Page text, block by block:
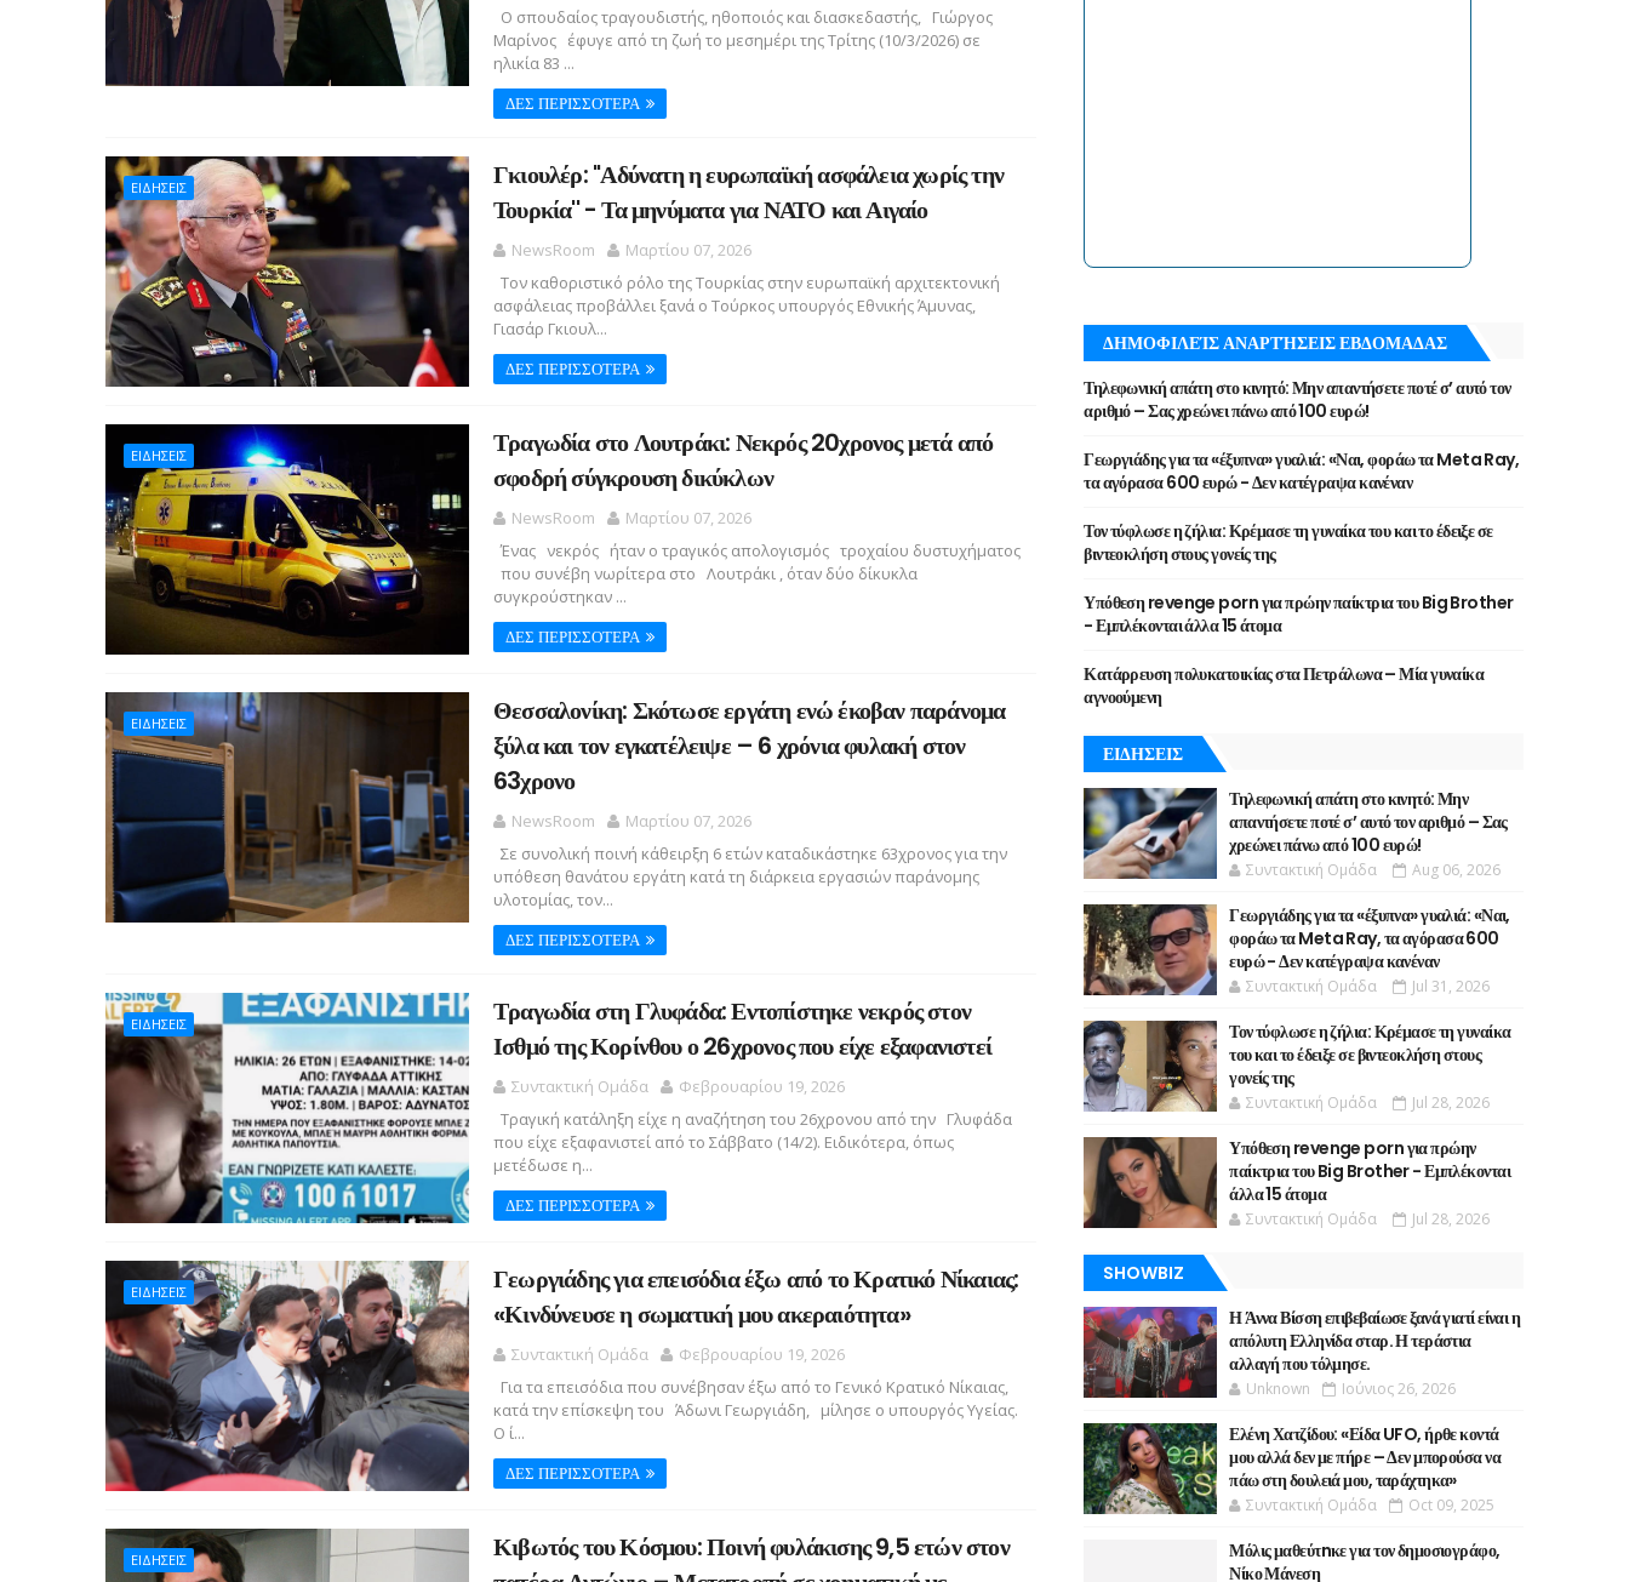
Ο σπουδαίος τραγουδιστής, ηθοποιός και διασκεδαστής, Γιώργος
Μαρίνος έφυγε από τη ζωή το μεσημέρι της Τρίτης (10/3/2026) σε
ηλικία 83 ...
ΔΕΣ ΠΕΡΙΣΣΟΤΕΡΑ
ΕΙΔΗΣΕΙΣ
Γκιουλέρ: ''Αδύνατη η ευρωπαϊκή ασφάλεια χωρίς την
Τουρκία'' - Τα μηνύματα για ΝΑΤΟ και Αιγαίο
NewsRoom
Μαρτίου 07, 2026
Τον καθοριστικό ρόλο της Τουρκίας στην ευρωπαϊκή αρχιτεκτονική
ασφάλειας προβάλλει ξανά ο Τούρκος υπουργός Εθνικής Άμυνας,
Γιασάρ Γκιουλ...
ΔΕΣ ΠΕΡΙΣΣΟΤΕΡΑ
ΕΙΔΗΣΕΙΣ
Τραγωδία στο Λουτράκι: Νεκρός 20χρονος μετά από
σφοδρή σύγκρουση δικύκλων
NewsRoom
Μαρτίου 07, 2026
Ένας νεκρός ήταν ο τραγικός απολογισμός τροχαίου δυστυχήματος
που συνέβη νωρίτερα στο Λουτράκι , όταν δύο δίκυκλα
συγκρούστηκαν ...
ΔΕΣ ΠΕΡΙΣΣΟΤΕΡΑ
ΕΙΔΗΣΕΙΣ
Θεσσαλονίκη: Σκότωσε εργάτη ενώ έκοβαν παράνομα
ξύλα και τον εγκατέλειψε – 6 χρόνια φυλακή στον
63χρονο
NewsRoom
Μαρτίου 07, 2026
Σε συνολική ποινή κάθειρξη 6 ετών καταδικάστηκε 63χρονος για την
υπόθεση θανάτου εργάτη κατά τη διάρκεια εργασιών παράνομης
υλοτομίας, τον...
ΔΕΣ ΠΕΡΙΣΣΟΤΕΡΑ
ΕΙΔΗΣΕΙΣ
Τραγωδία στη Γλυφάδα: Εντοπίστηκε νεκρός στον
Ισθμό της Κορίνθου ο 26χρονος που είχε εξαφανιστεί
Συντακτική Ομάδα
Φεβρουαρίου 19, 2026
Τραγική κατάληξη είχε η αναζήτηση του 26χρονου από την Γλυφάδα
που είχε εξαφανιστεί από το Σάββατο (14/2). Ειδικότερα, όπως
μετέδωσε η...
ΔΕΣ ΠΕΡΙΣΣΟΤΕΡΑ
ΕΙΔΗΣΕΙΣ
Γεωργιάδης για επεισόδια έξω από το Κρατικό Νίκαιας:
«Κινδύνευσε η σωματική μου ακεραιότητα»
Συντακτική Ομάδα
Φεβρουαρίου 19, 2026
Για τα επεισόδια που συνέβησαν έξω από το Γενικό Κρατικό Νίκαιας,
κατά την επίσκεψη του Άδωνι Γεωργιάδη, μίλησε ο υπουργός Υγείας.
Ο ί...
ΔΕΣ ΠΕΡΙΣΣΟΤΕΡΑ
ΕΙΔΗΣΕΙΣ
Κιβωτός του Κόσμου: Ποινή φυλάκισης 9,5 ετών στον
ΔΗΜΟΦΙΛΕΊΣ ΑΝΑΡΤΉΣΕΙΣ ΕΒΔΟΜΑΔΑΣ
Τηλεφωνική απάτη στο κινητό: Μην απαντήσετε ποτέ σ’ αυτό τον
αριθμό – Σας χρεώνει πάνω από 100 ευρώ!
Γεωργιάδης για τα «έξυπνα» γυαλιά: «Ναι, φοράω τα Meta Ray,
τα αγόρασα 600 ευρώ - Δεν κατέγραψα κανέναν
Τον τύφλωσε η ζήλια: Κρέμασε τη γυναίκα του και το έδειξε σε
βιντεοκλήση στους γονείς της
Υπόθεση revenge porn για πρώην παίκτρια του Big Brother
- Εμπλέκονται άλλα 15 άτομα
Κατάρρευση πολυκατοικίας στα Πετράλωνα – Μία γυναίκα
αγνοούμενη
ΕΙΔΗΣΕΙΣ
Τηλεφωνική απάτη στο κινητό: Μην
απαντήσετε ποτέ σ’ αυτό τον αριθμό – Σας
χρεώνει πάνω από 100 ευρώ!
Συντακτική Ομάδα Aug 06, 2026
Γεωργιάδης για τα «έξυπνα» γυαλιά: «Ναι,
φοράω τα Meta Ray, τα αγόρασα 600
ευρώ - Δεν κατέγραψα κανέναν
Συντακτική Ομάδα Jul 31, 2026
Τον τύφλωσε η ζήλια: Κρέμασε τη γυναίκα
του και το έδειξε σε βιντεοκλήση στους
γονείς της
Συντακτική Ομάδα Jul 28, 2026
Υπόθεση revenge porn για πρώην
παίκτρια του Big Brother - Εμπλέκονται
άλλα 15 άτομα
Συντακτική Ομάδα Jul 28, 2026
SHOWBIZ
Η Άννα Βίσση επιβεβαίωσε ξανά γιατί είναι η
απόλυτη Ελληνίδα σταρ. Η τεράστια
αλλαγή που τόλμησε.
Unknown Ιούνιος 26, 2026
Ελένη Χατζίδου: «Είδα UFO, ήρθε κοντά
μου αλλά δεν με πήρε – Δεν μπορούσα να
πάω στη δουλειά μου, ταράχτηκα»
Συντακτική Ομάδα Oct 09, 2025
Μόλις μαθεύτnκε για τον δημοσιογράφο,
Νίκο Μάνεση